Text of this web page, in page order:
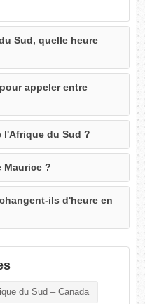
Sud, quelle heure
appeler entre
l'Afrique du Sud ?
Maurice ?
ils d'heure en
du Sud – Canada